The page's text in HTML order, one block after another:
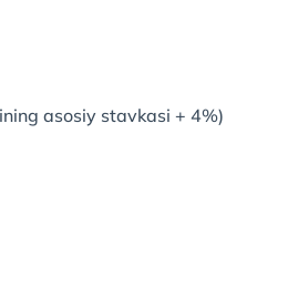
asosiy stavkasi + 4%)